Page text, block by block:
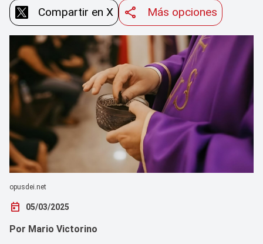
Compartir en X
Más opciones
opusdei.net
today 05/03/2025
Por Mario Victorino